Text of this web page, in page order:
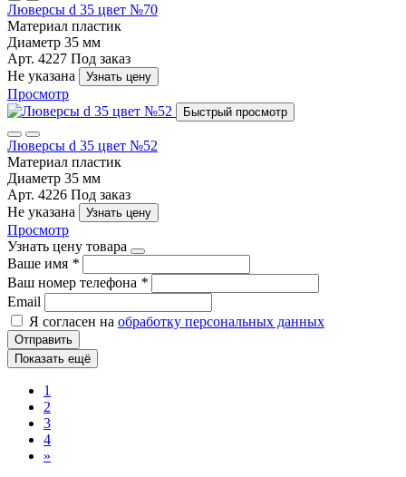
Люверсы d 35 цвет №70
Материал пластик
Диаметр 35 мм
Арт. 4227 Под заказ
Не указана
Узнать цену
Просмотр
Быстрый просмотр
Люверсы d 35 цвет №52
Материал пластик
Диаметр 35 мм
Арт. 4226 Под заказ
Не указана
Узнать цену
Просмотр
Узнать цену товара
Ваше имя *
Ваш номер телефона *
Email
Я согласен на обработку персональных данных
Отправить
Показать ещё
1
2
3
4
»